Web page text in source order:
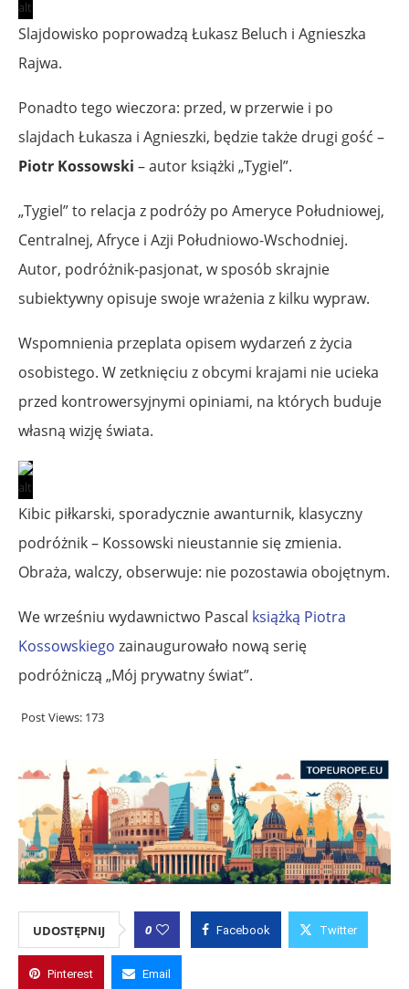
Slajdowisko poprowadzą Łukasz Beluch i Agnieszka
Rajwa.
Ponadto tego wieczora: przed, w przerwie i po
slajdach Łukasza i Agnieszki, będzie także drugi gość –
Piotr Kossowski – autor książki „Tygiel”.
„Tygiel” to relacja z podróży po Ameryce Południowej,
Centralnej, Afryce i Azji Południowo-Wschodniej.
Autor, podróżnik-pasjonat, w sposób skrajnie
subiektywny opisuje swoje wrażenia z kilku wypraw.
Wspomnienia przeplata opisem wydarzeń z życia
osobistego. W zetknięciu z obcymi krajami nie ucieka
przed kontrowersyjnymi opiniami, na których buduje
własną wizję świata.
Kibic piłkarski, sporadycznie awanturnik, klasyczny
podróżnik – Kossowski nieustannie się zmienia.
Obraża, walczy, obserwuje: nie pozostawia obojętnym.
We wrześniu wydawnictwo Pascal książką Piotra
Kossowskiego zainaugurowało nową serię
podróżniczą „Mój prywatny świat”.
Post Views: 173
UDOSTĘPNIJ 0 Facebook Twitter
Pinterest Email